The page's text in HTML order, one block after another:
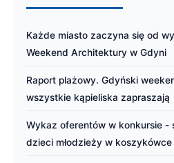
Każde miasto zaczyna się od
Weekend Architektury w Gdyni
Raport plażowy. Gdyński
wszystkie kąpieliska zapraszają
Wykaz oferentów w konkursie -
dzieci młodzieży w